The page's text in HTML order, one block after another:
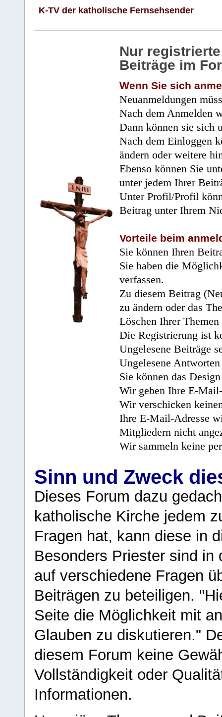
K-TV der katholische Fernsehsender
Nur
Beiträge im
Wenn Sie sich
Neuanmeldungen
Nach dem Anmelden
Dann können sie sich
Nach dem Einloggen
ändern oder weitere
Ebenso können Sie
unter jedem Ihrer
Unter Profil/Profil
Beitrag unter Ihrem
Vorteile beim
Sie können Ihren
Sie haben die
verfassen.
Zu diesem Beitrag
zu ändern oder das
Löschen Ihrer
Die Registrierung ist
Ungelesene Beiträge
Ungelesene
Sie können das
Wir geben Ihre E-
Wir verschicken
Ihre E-Mail-Adresse
Mitgliedern nicht
Wir sammeln keine
Sinn und Zweck
Dieses Forum dazu
katholische Kirche jedem
Fragen hat, kann diese in
Besonders Priester sind in
auf verschiedene Fragen
Beiträgen zu beteiligen.
Seite die Möglichkeit mit
Glauben zu diskutieren."
diesem Forum keine
Vollständigkeit oder
Informationen.